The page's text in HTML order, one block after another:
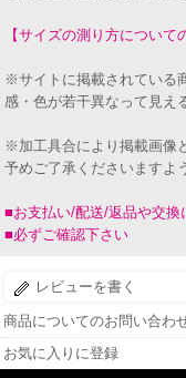
【サイズの測り方について
※サイトに掲載されている
感・色が若干異なって見え
※加工具合により掲載画像
予めご了承くださいますよ
■お支払い/配送/返品や交換
■必ずご確認下さい
レビューを書く
商品についてのお問い合わ
お気に入りに登録